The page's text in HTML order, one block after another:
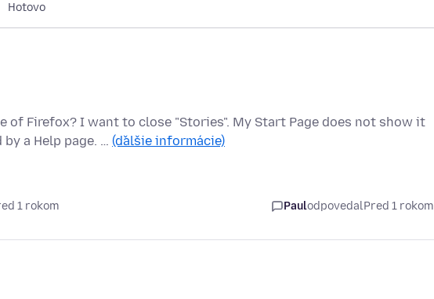
Hotovo
of Firefox? I want to close "Stories". My Start Page does not show it
a Help page. … (ďalšie informácie)
1 rokom PaulodpovedalPred 1 rokom